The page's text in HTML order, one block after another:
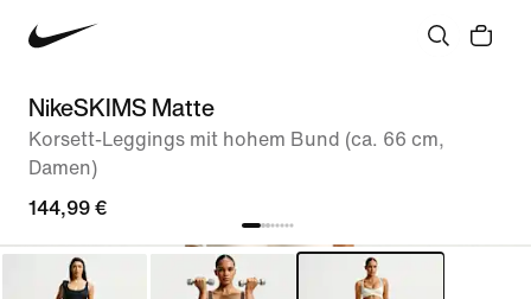
NikeSKIMS Matte
Korsett-Leggings mit hohem Bund (ca. 66 cm,
Damen)
144,99 €